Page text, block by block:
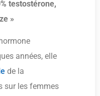
testostérone,
»
années, elle
de la
sur les femmes